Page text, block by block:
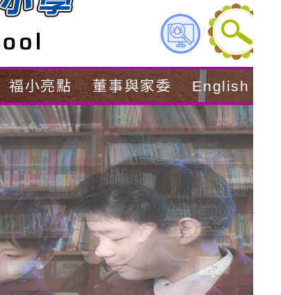
福小亮點 董事與家委 English Ed.